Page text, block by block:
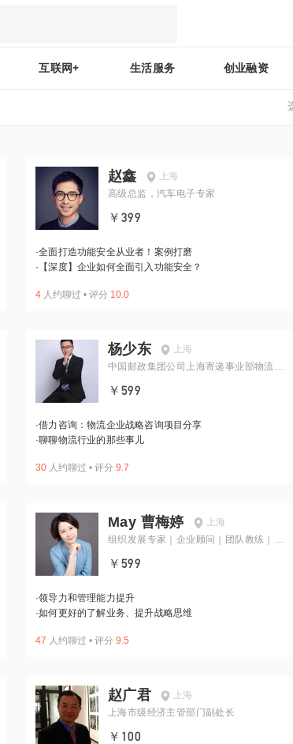
互联网+ 生活服务 创业融资
赵鑫
上海
高级总监，汽车电子专家
￥399
·全面打造功能安全从业者！案例打磨
· 【深度】企业如何全面引入功能安全？
4 人约聊过 • 评分 10.0
杨少东
上海
中国邮政集团公司上海寄递事业部物流分
￥599
·借力咨询：物流企业战略咨询项目分享
·聊聊物流行业的那些事儿
30 人约聊过 • 评分 9.7
May 曹梅婷
上海
组织发展专家｜企业顾问｜团队教练｜高
￥599
·领导力和管理能力提升
·如何更好的了解业务、提升战略思维
47 人约聊过 • 评分 9.5
赵广君
上海
上海市级经济主管部门副处长
￥100